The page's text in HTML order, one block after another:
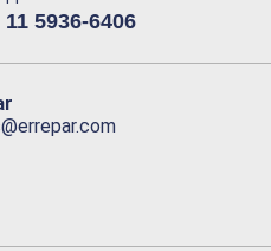
11 5936-6406